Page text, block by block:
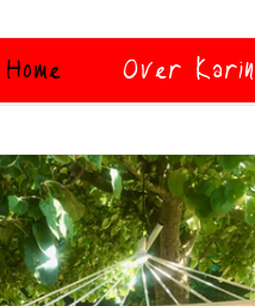
Home Over Karin